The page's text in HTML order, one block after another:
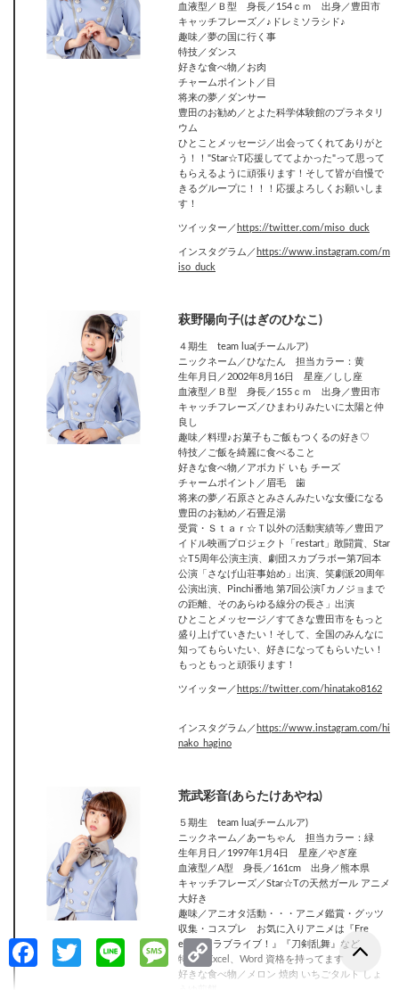
Fa
T
Li
M
es
C
o
血液型／Ｂ型 身長／154ｃｍ 出身／豊田市
キャッチフレーズ／♪ドレミソラシド♪
趣味／夢の国に行く事
特技／ダンス
好きな食べ物／お肉
チャームポイント／目
将来の夢／ダンサー
豊田のお勧め／とよた科学体験館のプラネタリ
ウム
ひとことメッセージ／出会ってくれてありがと
う！！"Star☆T応援しててよかった"って思って
もらえるように頑張ります！そして皆が自慢で
きるグループに！！！応援よろしくお願いしま
す！
ツイッター／ https://twitter.com/miso_duck
インスタグラム／ https://www.instagram.com/m
iso_duck
萩野陽向子(はぎのひなこ)
４期生 team lua(チームルア)
ニックネーム／ひなたん 担当カラー：黄
生年月日／2002年8月16日 星座／しし座
血液型／Ｂ型 身長／155ｃｍ 出身／豊田市
キャッチフレーズ／ひまわりみたいに太陽と仲
良し
趣味／料理♪お菓子もご飯もつくるの好き♡
特技／ご飯を綺麗に食べること
好きな食べ物／アボカド いも チーズ
チャームポイント／眉毛 歯
将来の夢／石原さとみさんみたいな女優になる
豊田のお勧め／石畳足湯
受賞・Ｓｔａｒ☆Ｔ以外の活動実績等／豊田ア
イドル映画プロジェクト「restart」敢闘賞、Star
☆T5周年公演主演、劇団スカブラボー第7回本
公演「さなげ山荘事始め」出演、笑劇派20周年
公演出演、Pinchi番地 第7回公演｢カノジョまで
の距離、そのあらゆる線分の長さ」出演
ひとことメッセージ／すてきな豊田市をもっと
盛り上げていきたい！そして、全国のみんなに
知ってもらいたい、好きになってもらいたい！
もっともっと頑張ります！
ツイッター／ https://twitter.com/hinatako8162
インスタグラム／ https://www.instagram.com/hi
nako_hagino
荒武彩音(あらたけあやね)
５期生 team lua(チームルア)
ニックネーム／あーちゃん 担当カラー：緑
生年月日／1997年1月4日 星座／やぎ座
血液型／A型 身長／161cm 出身／熊本県
キャッチフレーズ／Star☆Tの天然ガール アニメ
大好き
趣味／アニオタ活動・・・アニメ鑑賞・グッツ
収集・コスプレ お気に入りアニメは『Fre
e！』『ラブライブ！』『刀剣乱舞』など
特技／Excel、Word 資格を持ってます
好きな食べ物／メロン 焼肉 いちごタルト しょ